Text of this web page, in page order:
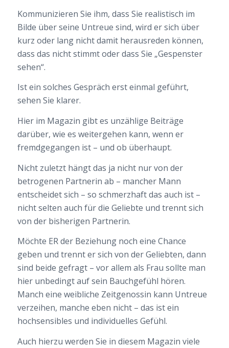
Kommunizieren Sie ihm, dass Sie realistisch im
Bilde über seine Untreue sind, wird er sich über
kurz oder lang nicht damit herausreden können,
dass das nicht stimmt oder dass Sie „Gespenster
sehen“.
Ist ein solches Gespräch erst einmal geführt,
sehen Sie klarer.
Hier im Magazin gibt es unzählige Beiträge
darüber, wie es weitergehen kann, wenn er
fremdgegangen ist – und ob überhaupt.
Nicht zuletzt hängt das ja nicht nur von der
betrogenen Partnerin ab – mancher Mann
entscheidet sich – so schmerzhaft das auch ist –
nicht selten auch für die Geliebte und trennt sich
von der bisherigen Partnerin.
Möchte ER der Beziehung noch eine Chance
geben und trennt er sich von der Geliebten, dann
sind beide gefragt – vor allem als Frau sollte man
hier unbedingt auf sein Bauchgefühl hören.
Manch eine weibliche Zeitgenossin kann Untreue
verzeihen, manche eben nicht – das ist ein
hochsensibles und individuelles Gefühl.
Auch hierzu werden Sie in diesem Magazin viele